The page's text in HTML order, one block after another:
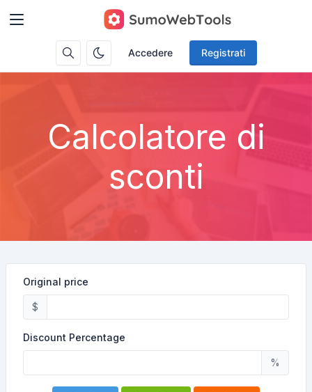
Accedere Registrati
Calcolatore di
sconti
Original price
$
Discount Percentage
%